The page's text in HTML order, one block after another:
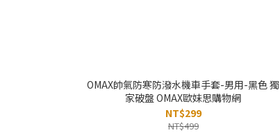
OMAX帥氣防寒防潑水機車手套-男用-黑色 獨
家破盤 OMAX歐妹思購物網
NT$299
NT$499